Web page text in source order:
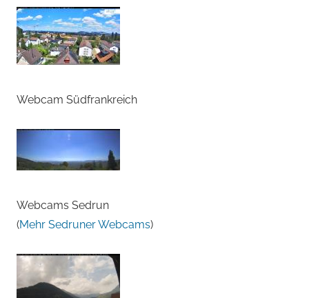
Webcam Südfrankreich
Webcams Sedrun
(Mehr Sedruner Webcams)